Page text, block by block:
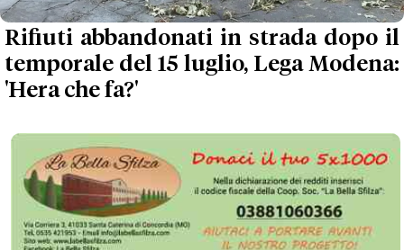
Rifiuti abbandonati in strada dopo il
temporale del 15 luglio, Lega Modena:
'Hera che fa?'